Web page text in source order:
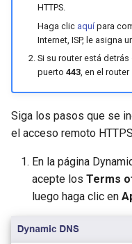
HTTPS.
Haga clic aquípara
Internet, ISP, le asigna
Si su router está
puerto 443, en el router
Siga los pasos que se
el acceso remoto
En la página
acepte los Terms
luego haga clic en